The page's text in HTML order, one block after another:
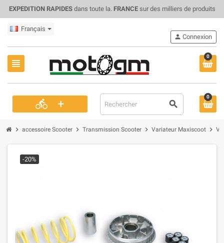
EXPEDITION RAPIDESdans toute la. FRANCEsur des milliers de produits
Français
view_headline
0
directions_bike + search
person Connexion
0
chevron_right accessoire Scooter chevron_right Transmission Scooter chevron_right Variateur Maxiscoot chevron_right
-20%